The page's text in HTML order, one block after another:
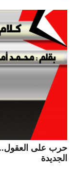
حرب على العقول..
الجديدة